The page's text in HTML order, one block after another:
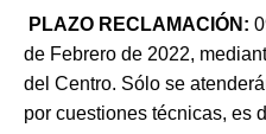
PLAZO RECLAMACIÓN :
de Febrero de 2022,
del Centro. Sólo se
por cuestiones técnicas, es